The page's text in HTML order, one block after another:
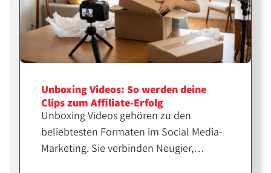
Unboxing Videos: So werden deine
Clips zum Affiliate-Erfolg
Unboxing Videos gehören zu den
beliebtesten Formaten im Social Media-
Marketing. Sie verbinden Neugier,